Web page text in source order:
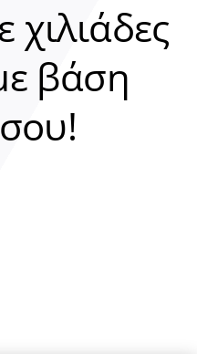
βάση